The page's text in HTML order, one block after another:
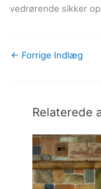
vedrørende sikker
← Forrige Indlæg
Relaterede